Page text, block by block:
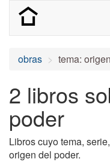
obras tema:
2 libros
poder
Libros cuyo tema,
origen del poder.